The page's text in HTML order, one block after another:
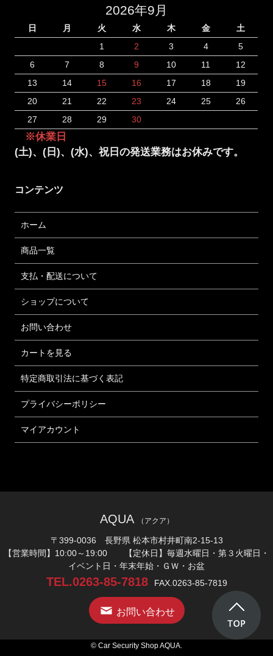
2026年9月
日 月 火 水 木 金
土
1
2 3 4
5
6
7 8 9 10 11
12
13
14 15 16 17 18
19
20
21 22 23 24 25
26
27
28 29 30
※休業日
(土)、(日)、(水)、祝日の発送業務はお休みです。
コンテンツ
ホーム
商品一覧
支払・配送について
ショップについて
お問い合わせ
カートを見る
特定商取引法に基づく表記
プライバシーポリシー
マイアカウント
AQUA （アクア）
〒399-0036 長野県 松本市村井町南2-15-13
【営業時間】10:00～19:00 【定休日】毎週水曜日・第３火曜日・
イベント日・年末年始・ＧＷ・お盆
TEL.0263-85-7818 FAX.0263-85-7819
お問い合わせ
© Car Security Shop AQUA.